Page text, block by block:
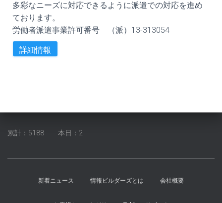
多彩なニーズに対応できるように派遣での対応を進め
ております。
労働者派遣事業許可番号 （派） 13-313054
詳細情報
累計：5188 本日：2
新着ニュース 情報ビルダーズとは 会社概要